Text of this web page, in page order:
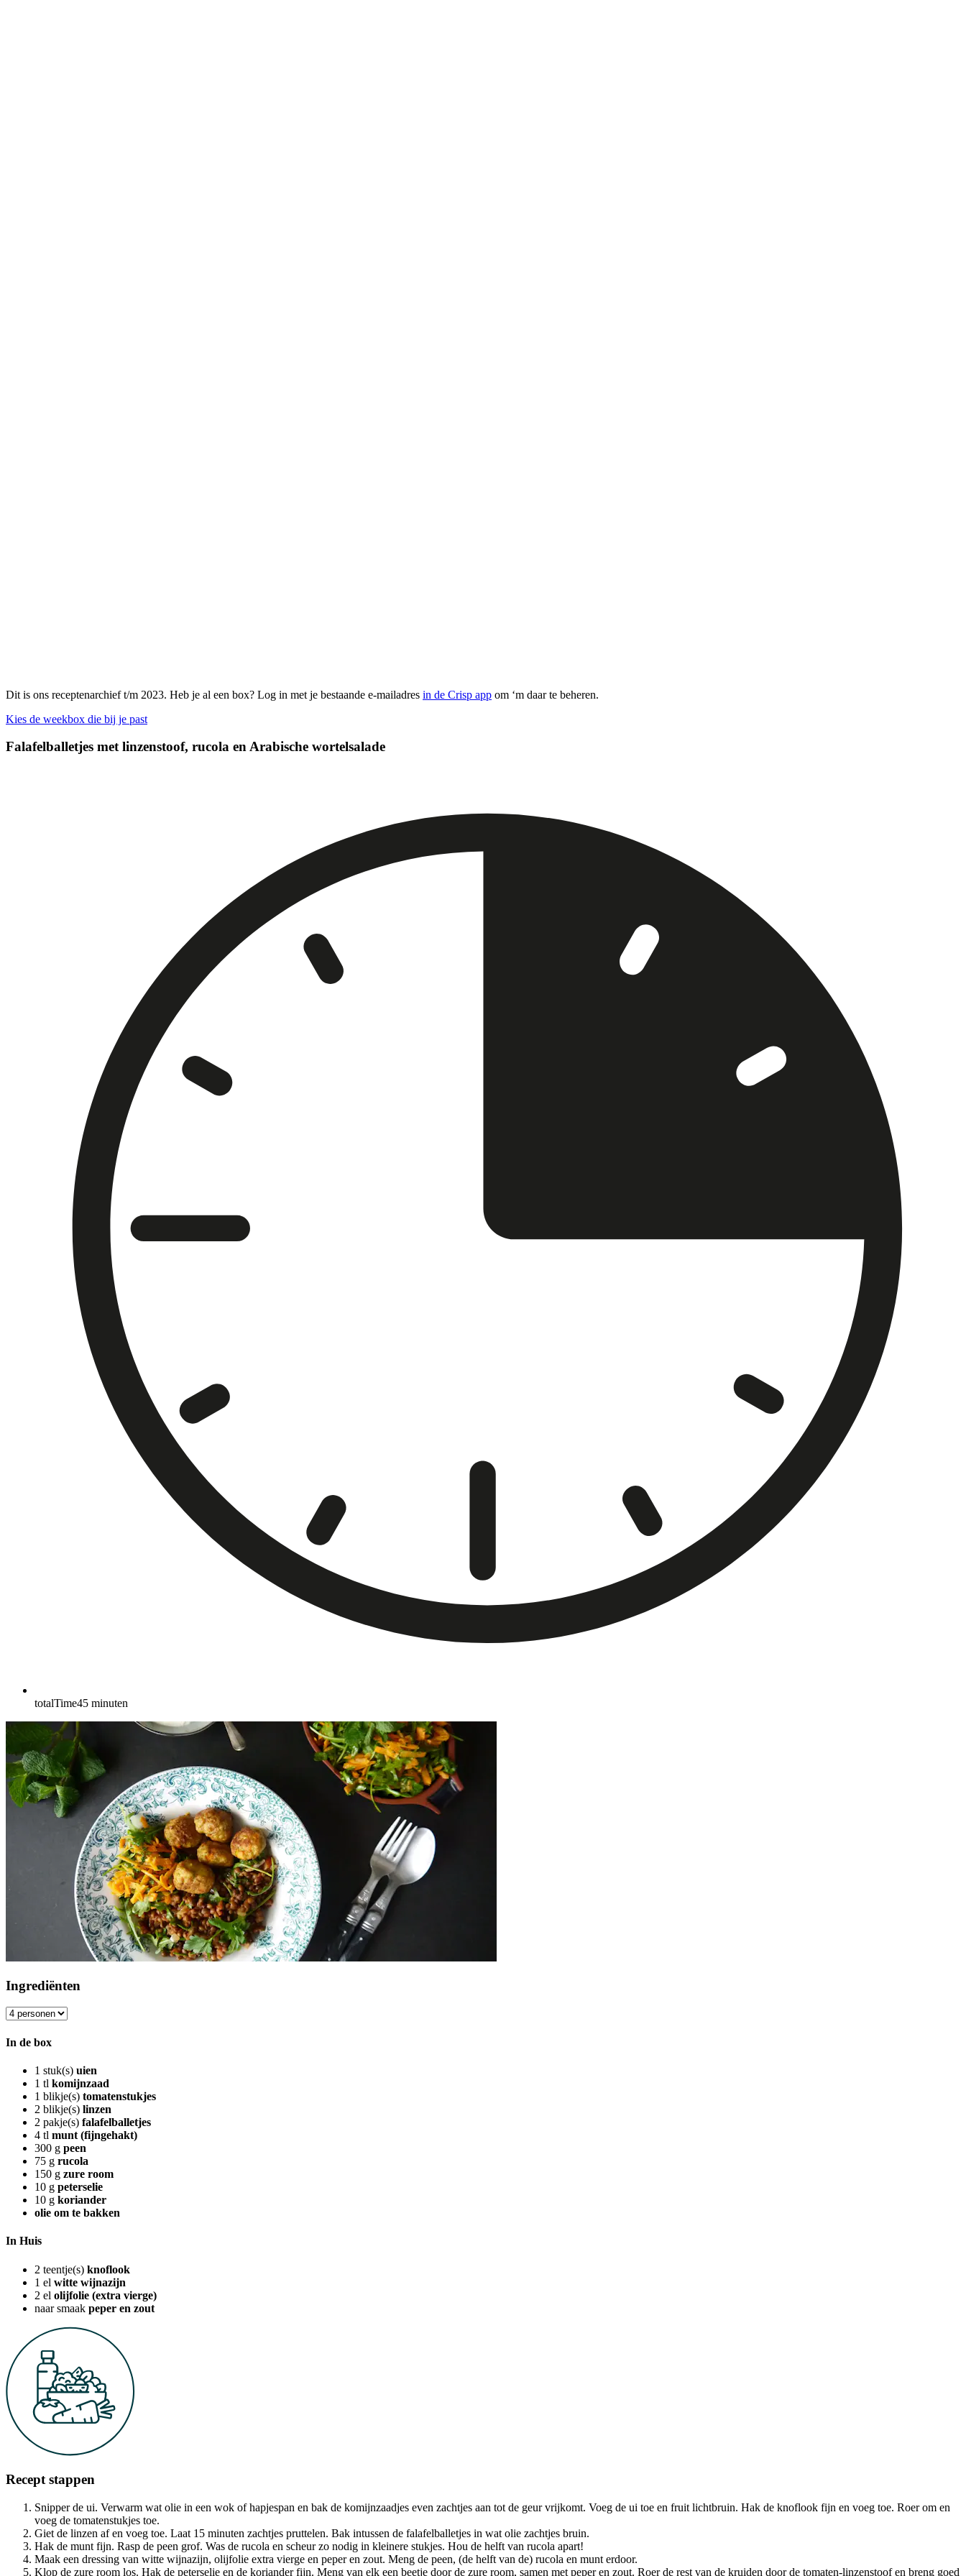
Dit is ons receptenarchief t/m 2023. Heb je al een box? Log in met je bestaande e-mailadres in de Crisp app om ‘m daar te beheren.
Kies de weekbox die bij je past
Falafelballetjes met linzenstoof, rucola en Arabische wortelsalade
totalTime45 minuten
Ingrediënten
In de box
1 stuk(s) uien
1 tl komijnzaad
1 blikje(s) tomatenstukjes
2 blikje(s) linzen
2 pakje(s) falafelballetjes
4 tl munt (fijngehakt)
300 g peen
75 g rucola
150 g zure room
10 g peterselie
10 g koriander
olie om te bakken
In Huis
2 teentje(s) knoflook
1 el witte wijnazijn
2 el olijfolie (extra vierge)
naar smaak peper en zout
Recept stappen
Snipper de ui. Verwarm wat olie in een wok of hapjespan en bak de komijnzaadjes even zachtjes aan tot de geur vrijkomt. Voeg de ui toe en fruit lichtbruin. Hak de knoflook fijn en voeg toe. Roer om en
voeg de tomatenstukjes toe.
Giet de linzen af en voeg toe. Laat 15 minuten zachtjes pruttelen. Bak intussen de falafelballetjes in wat olie zachtjes bruin.
Hak de munt fijn. Rasp de peen grof. Was de rucola en scheur zo nodig in kleinere stukjes. Hou de helft van rucola apart!
Maak een dressing van witte wijnazijn, olijfolie extra vierge en peper en zout. Meng de peen, (de helft van de) rucola en munt erdoor.
Klop de zure room los. Hak de peterselie en de koriander fijn. Meng van elk een beetje door de zure room, samen met peper en zout. Roer de rest van de kruiden door de tomaten-linzenstoof en breng goed